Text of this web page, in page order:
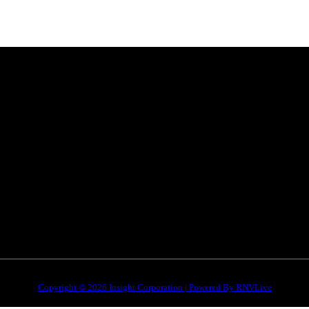
Copyright © 2026 Insight Corporation | Powered By RNVLive